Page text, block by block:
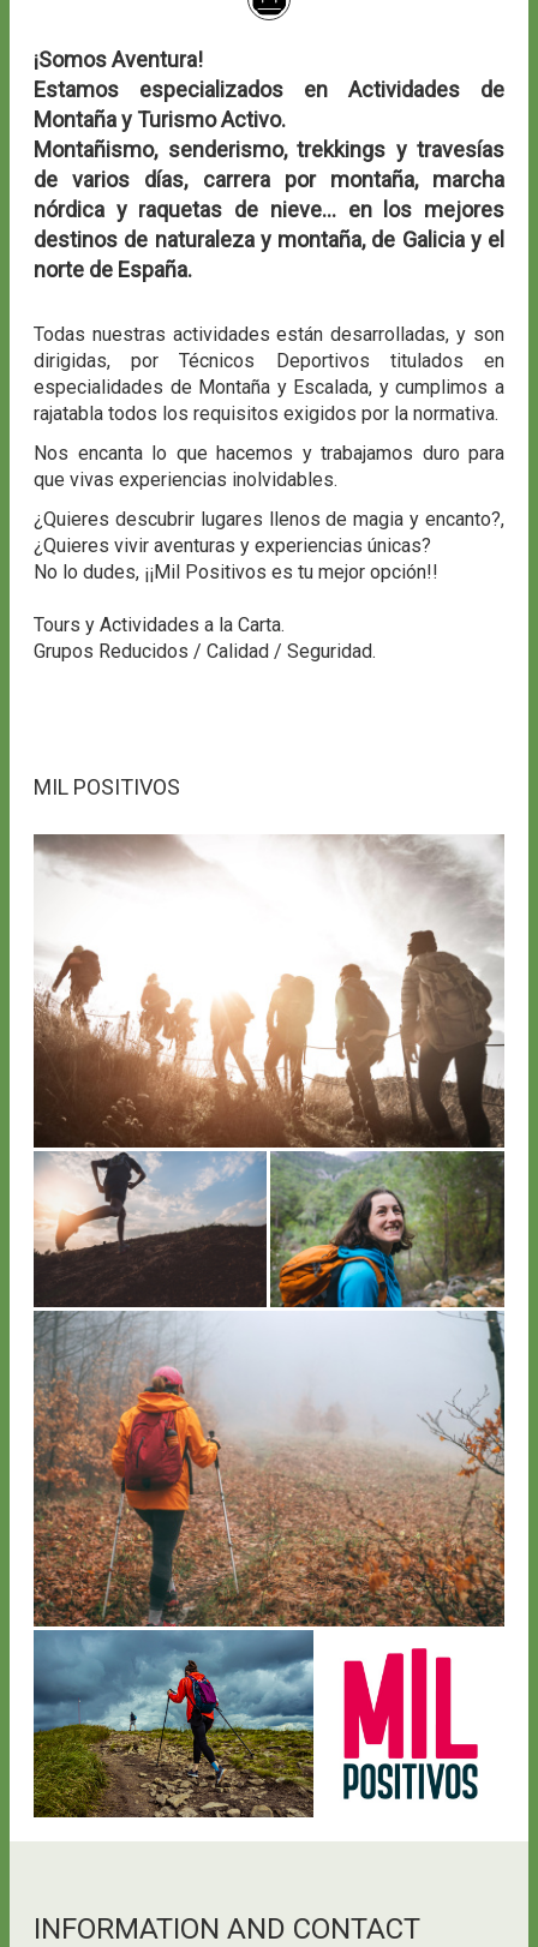
¡Somos Aventura!
Estamos especializados en Actividades de
Montaña y Turismo Activo.
Montañismo, senderismo, trekkings y travesías
de varios días, carrera por montaña, marcha
nórdica y raquetas de nieve... en los mejores
destinos de naturaleza y montaña, de Galicia y el
norte de España.
Todas nuestras actividades están desarrolladas, y son
dirigidas, por Técnicos Deportivos titulados en
especialidades de Montaña y Escalada, y cumplimos a
rajatabla todos los requisitos exigidos por la normativa.
Nos encanta lo que hacemos y trabajamos duro para
que vivas experiencias inolvidables.
¿Quieres descubrir lugares llenos de magia y encanto?,
¿Quieres vivir aventuras y experiencias únicas?
No lo dudes, ¡¡Mil Positivos es tu mejor opción!!
Tours y Actividades a la Carta.
Grupos Reducidos / Calidad / Seguridad.
MIL POSITIVOS
INFORMATION AND CONTACT